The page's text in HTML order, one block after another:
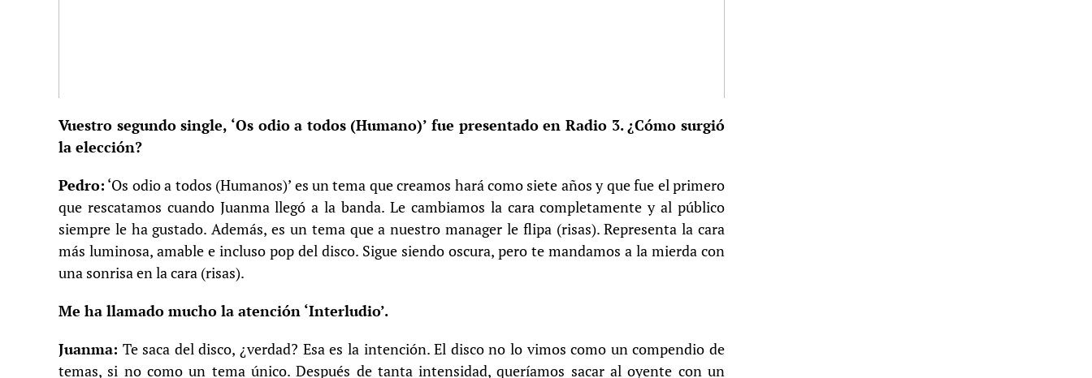
Vuestro segundo single, ‘Os odio a todos (Humano)’ fue presentado en Radio 3. ¿Cómo surgió
la elección?
Pedro: ‘Os odio a todos (Humanos)’ es un tema que creamos hará como siete años y que fue el primero
que rescatamos cuando Juanma llegó a la banda. Le cambiamos la cara completamente y al público
siempre le ha gustado. Además, es un tema que a nuestro manager le flipa (risas). Representa la cara
más luminosa, amable e incluso pop del disco. Sigue siendo oscura, pero te mandamos a la mierda con
una sonrisa en la cara (risas).
Me ha llamado mucho la atención ‘Interludio’.
Juanma: Te saca del disco, ¿verdad? Esa es la intención. El disco no lo vimos como un compendio de
temas, si no como un tema único. Después de tanta intensidad, queríamos sacar al oyente con un